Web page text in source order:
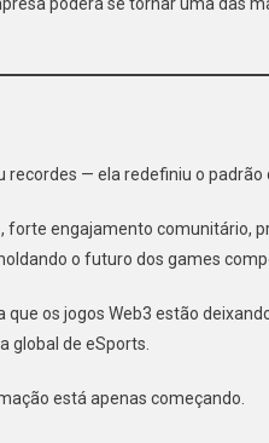
— ela redefiniu o padrão
forte engajamento comunitário,
o futuro dos games
que os jogos Web3 estão
global de eSports.
está apenas começando.